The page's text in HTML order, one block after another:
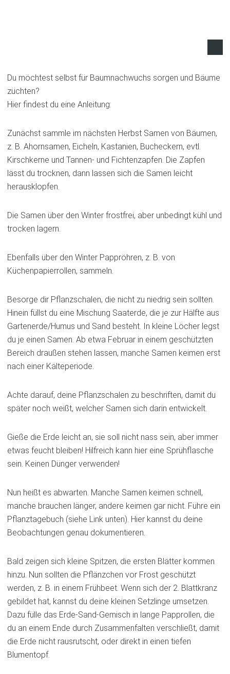
Du möchtest selbst für Baumnachwuchs sorgen und Bäume
züchten?
Hier findest du eine Anleitung:
Zunächst sammle im nächsten Herbst Samen von Bäumen,
z. B. Ahornsamen, Eicheln, Kastanien, Bucheckern, evtl.
Kirschkerne und Tannen- und Fichtenzapfen. Die Zapfen
lässt du trocknen, dann lassen sich die Samen leicht
herausklopfen.
Die Samen über den Winter frostfrei, aber unbedingt kühl und
trocken lagern.
Ebenfalls über den Winter Pappröhren, z. B. von
Küchenpapierrollen, sammeln.
Besorge dir Pflanzschalen, die nicht zu niedrig sein sollten.
Hinein füllst du eine Mischung Saaterde, die je zur Hälfte aus
Gartenerde/Humus und Sand besteht. In kleine Löcher legst
du je einen Samen. Ab etwa Februar in einem geschützten
Bereich draußen stehen lassen, manche Samen keimen erst
nach einer Kälteperiode.
Achte darauf, deine Pflanzschalen zu beschriften, damit du
später noch weißt, welcher Samen sich darin entwickelt.
Gieße die Erde leicht an, sie soll nicht nass sein, aber immer
etwas feucht bleiben! Hilfreich kann hier eine Sprühflasche
sein. Keinen Dünger verwenden!
Nun heißt es abwarten. Manche Samen keimen schnell,
manche brauchen länger, andere keimen gar nicht. Führe ein
Pflanztagebuch (siehe Link unten). Hier kannst du deine
Beobachtungen genau dokumentieren.
Bald zeigen sich kleine Spitzen, die ersten Blätter kommen
hinzu. Nun sollten die Pflänzchen vor Frost geschützt
werden, z. B. in einem Frühbeet. Wenn sich der 2. Blattkranz
gebildet hat, kannst du deine kleinen Setzlinge umsetzen.
Dazu fülle das Erde-Sand-Gemisch in lange Papprollen, die
du an einem Ende durch Zusammenfalten verschließt, damit
die Erde nicht rausrutscht, oder direkt in einen tiefen
Blumentopf.